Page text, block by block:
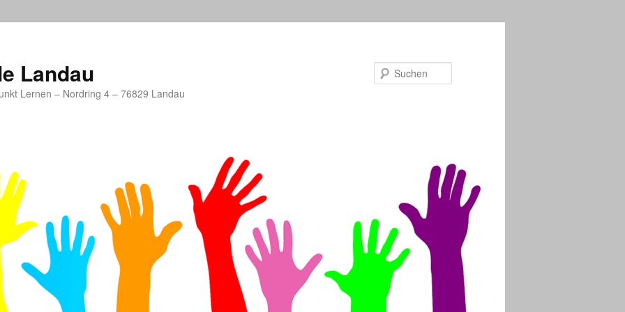
Landau
Lernen – Nordring 4 – 76829 Landau